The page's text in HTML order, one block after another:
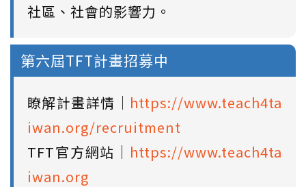
社區、社會的影響力。
第六屆TFT計畫招募中
瞭解計畫詳情｜ https://www.teach4ta
iwan.org/recruitment
TFT官方網站｜ https://www.teach4ta
iwan.org